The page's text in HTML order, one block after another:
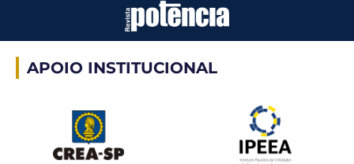
APOIO INSTITUCIONAL